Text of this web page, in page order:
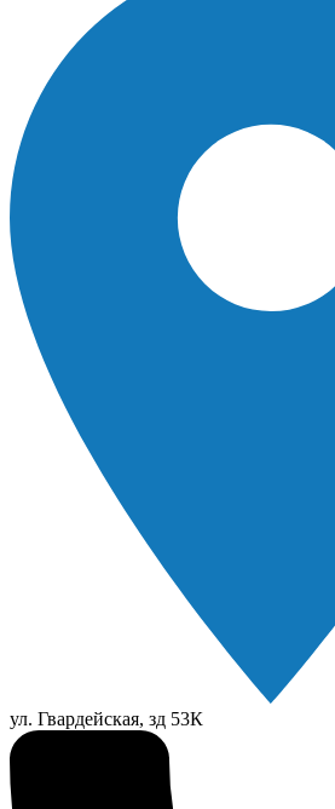
ул. Гвардейская, зд 53К